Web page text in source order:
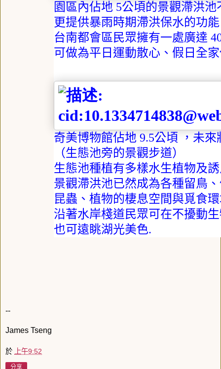
園區內佔地 5公頃的景觀滯洪
更提供暴雨時期滯洪保水的功
台南都會區民眾擁有一處廣達
可做為平日運動散心、假日全
奇美博物館佔地 9.5公頃 ，未來
（生態池旁的景觀步道）
生態池種植有多樣水生植物及
景觀滯洪池已然成為各種留鳥
昆蟲、植物的棲息空間與覓食
沿著水岸棧道民眾可在不擾動
也可遠眺湖光美色.
--
James Tseng
於 上午9:52
分享